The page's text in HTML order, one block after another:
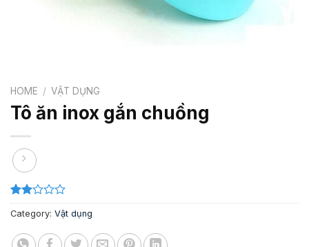
HOME / VẬT DỤNG
Tô ăn inox gắn chuồng
Rated
2.00
of 5
1
Category: Vật dụng